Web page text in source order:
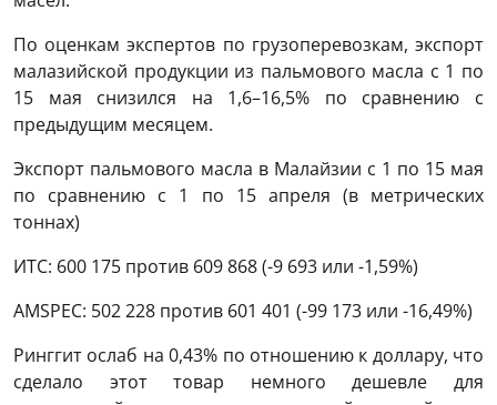
По оценкам экспертов по грузоперевозкам, экспорт
малазийской продукции из пальмового масла с 1 по
15 мая снизился на 1,6–16,5% по сравнению с
предыдущим месяцем.
Экспорт пальмового масла в Малайзии с 1 по 15 мая
по сравнению с 1 по 15 апреля (в метрических
тоннах)
ИТС: 600 175 против 609 868 (-9 693 или -1,59%)
AMSPEC: 502 228 против 601 401 (-99 173 или -16,49%)
Ринггит ослаб на 0,43% по отношению к доллару, что
сделало этот товар немного дешевле для